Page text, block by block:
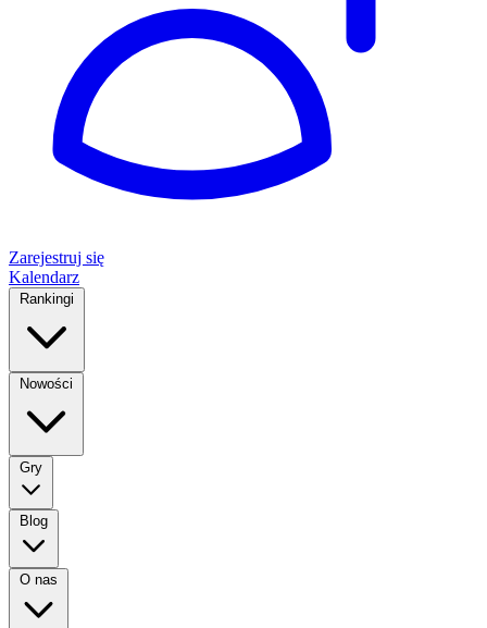
Zarejestruj się
Kalendarz
Rankingi
Nowości
Gry
Blog
O nas